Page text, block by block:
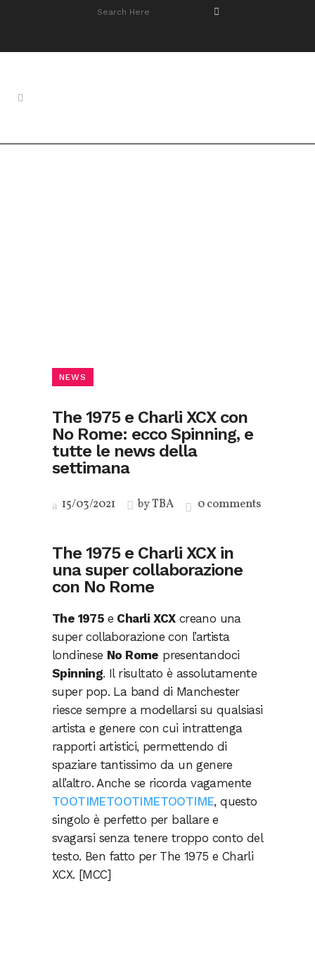
NEWS
The 1975 e Charli XCX con
No Rome: ecco Spinning, e
tutte le news della
settimana
15/03/2021 byTBA 0 comments
The 1975 e Charli XCX in
una super collaborazione
con No Rome
The 1975 e Charli XCXcreano una
super collaborazione con l’artista
londinese No Rome presentandoci
Spinning. Il risultato è assolutamente
super pop. La band di Manchester
riesce sempre a modellarsi su qualsiasi
artista e genere con cui intrattenga
rapporti artistici, permettendo di
spaziare tantissimo da un genere
all’altro. Anche se ricorda vagamente
TOOTIMETOOTIMETOOTIME, questo
singolo è perfetto per ballare e
svagarsi senza tenere troppo conto del
testo. Ben fatto per The 1975 e Charli
XCX. [MCC]